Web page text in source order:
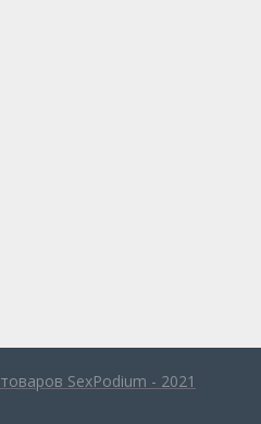
SexPodium - 2021